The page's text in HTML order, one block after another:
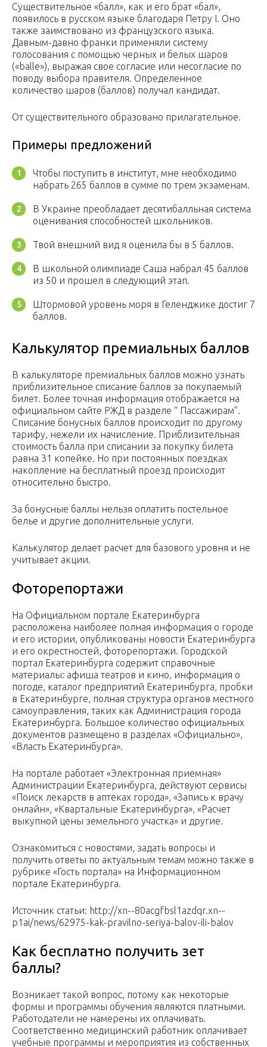
Существительное «балл», как и его брат «бал»,
появилось в русском языке благодаря Петру I. Оно
также заимствовано из французского языка.
Давным-давно франки применяли систему
голосования с помощью черных и белых шаров
(«balle»), выражая свое согласие или несогласие по
поводу выбора правителя. Определенное
количество шаров (баллов) получал кандидат.
От существительного образовано прилагательное.
Примеры предложений
Чтобы поступить в институт, мне необходимо
набрать 265 баллов в сумме по трем экзаменам.
В Украине преобладает десятибалльная система
оценивания способностей школьников.
Твой внешний вид я оценила бы в 5 баллов.
В школьной олимпиаде Саша набрал 45 баллов
из 50 и прошел в следующий этап.
Штормовой уровень моря в Геленджике достиг 7
баллов.
Калькулятор премиальных баллов
В калькуляторе премиальных баллов можно узнать
приблизительное списание баллов за покупаемый
билет. Более точная информация отображается на
официальном сайте РЖД в разделе “ Пассажирам”.
Списание бонусных баллов происходит по другому
тарифу, нежели их начисление. Приблизительная
стоимость балла при списании за покупку билета
равна 31 копейке. Но при постоянных поездках
накопление на бесплатный проезд происходит
относительно быстро.
За бонусные баллы нельзя оплатить постельное
белье и другие дополнительные услуги.
Калькулятор делает расчет для базового уровня и не
учитывает акции.
Фоторепортажи
На Официальном портале Екатеринбурга
расположена наиболее полная информация о городе
и его истории, опубликованы новости Екатеринбурга
и его окрестностей, фоторепортажи. Городской
портал Екатеринбурга содержит справочные
материалы: афиша театров и кино, информация о
погоде, каталог предприятий Екатеринбурга, пробки
в Екатеринбурге, полная структура органов местного
самоуправления, таких как Администрация города
Екатеринбурга. Большое количество официальных
документов размещено в разделах «Официально»,
«Власть Екатеринбурга».
На портале работает «Электронная приемная»
Администрации Екатеринбурга, действуют сервисы
«Поиск лекарств в аптеках города», «Запись к врачу
онлайн», «Квартальные Екатеринбурга», «Расчет
выкупной цены земельного участка» и другие.
Ознакомиться с новостями, задать вопросы и
получить ответы по актуальным темам можно также в
рубрике «Гость портала» на Информационном
портале Екатеринбурга.
Источник статьи: http://xn--80acgfbsl1azdqr.xn--
p1ai/news/62975-kak-pravilno-seriya-balov-ili-balov
Как бесплатно получить зет
баллы?
Возникает такой вопрос, потому как некоторые
формы и программы обучения являются платными.
Работодатели не намерены их оплачивать.
Соответственно медицинский работник оплачивает
учебные программы и мероприятия из собственных